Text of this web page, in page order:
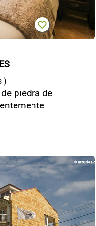
)
piedra de